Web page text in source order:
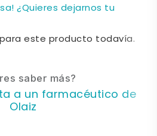
¿Quieres dejarnos tu
este producto todavía.
saber más?
a un farmacéutico de
Olaiz